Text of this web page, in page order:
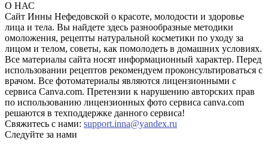
О НАС
Сайт Инны Нефедовской о красоте, молодости и здоровье
лица и тела. Вы найдете здесь разнообразные методики
омоложения, рецепты натуральной косметики по уходу за
лицом и телом, советы, как помолодеть в домашних условиях.
Все материалы сайта носят информационный характер. Перед
использовании рецептов рекомендуем проконсультироваться с
врачом. Все фотоматериалы являются лицензионными с
сервиса Canva.com. Претензии к нарушению авторских прав
по использованию лицензионных фото сервиса canva.com
решаются в техподдержке данного сервиса!
Свяжитесь с нами: support.inna@yandex.ru
Следуйте за нами